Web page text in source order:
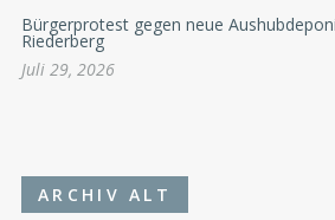
Bürgerprotest gegen neue
Riederberg
Juli 29, 2026
ARCHIV ALT